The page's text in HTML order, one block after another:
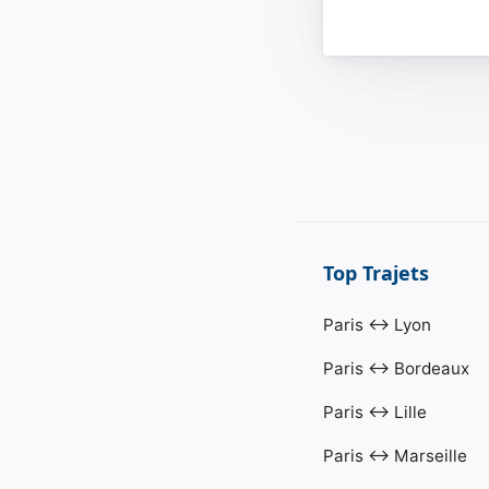
Top Trajets
Paris ↔ Lyon
Paris ↔ Bordeaux
Paris ↔ Lille
Paris ↔ Marseille